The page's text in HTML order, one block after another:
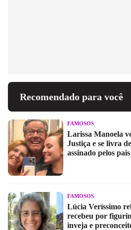
Recomendado para você
FAMOSOS
Larissa Manoela
Justiça e se livra
assinado pelos
FAMOSOS
Lúcia Veríssimo
recebeu por
inveja e